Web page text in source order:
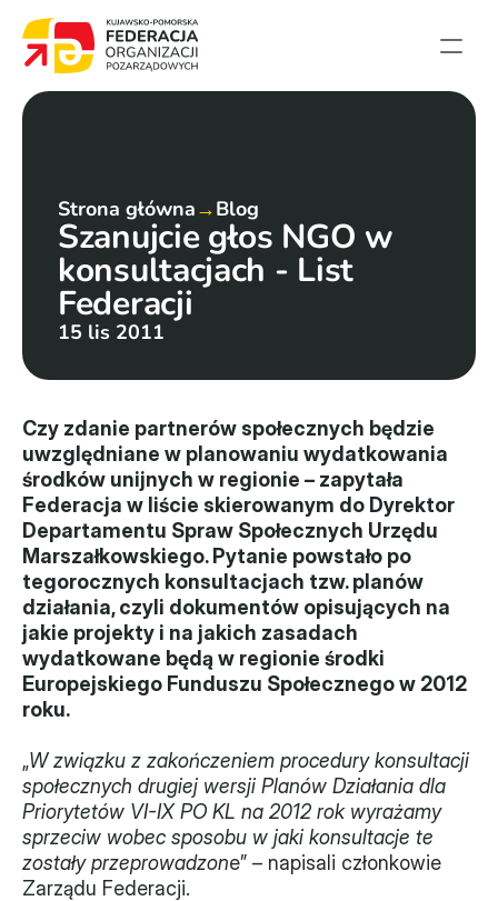
Projekty
Członkowie
English summary
Kontakt
Federacja
Statut i sprawozdania
Karta zasad
Władze
Historia i działania
Narzędzie samooceny
Kalendarz działań
XVII forum NGO
Projekt z powiatem
Przystąp
Strona główna→Blog
Szanujcie głos NGO w
konsultacjach - List
Federacji
15 lis 2011
Czy zdanie partnerów społecznych będzie
uwzględniane w planowaniu wydatkowania
środków unijnych w regionie – zapytała
Federacja w liście skierowanym do Dyrektor
Departamentu Spraw Społecznych Urzędu
Marszałkowskiego. Pytanie powstało po
tegorocznych konsultacjach tzw. planów
działania, czyli dokumentów opisujących na
jakie projekty i na jakich zasadach
wydatkowane będą w regionie środki
Europejskiego Funduszu Społecznego w 2012
roku.
„W związku z zakończeniem procedury konsultacji
społecznych drugiej wersji Planów Działania dla
Priorytetów VI-IX PO KL na 2012 rok wyrażamy
sprzeciw wobec sposobu w jaki konsultacje te
zostały przeprowadzone” – napisali członkowie
Zarządu Federacji.